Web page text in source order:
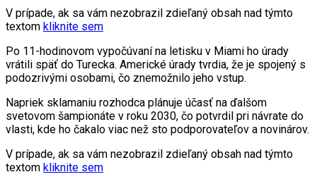
V prípade, ak sa vám nezobrazil zdieľaný obsah nad týmto
textom kliknite sem
Po 11-hodinovom vypočúvaní na letisku v Miami ho úrady
vrátili späť do Turecka. Americké úrady tvrdia, že je spojený s
podozrivými osobami, čo znemožnilo jeho vstup.
Napriek sklamaniu rozhodca plánuje účasť na ďalšom
svetovom šampionáte v roku 2030, čo potvrdil pri návrate do
vlasti, kde ho čakalo viac než sto podporovateľov a novinárov.
V prípade, ak sa vám nezobrazil zdieľaný obsah nad týmto
textom kliknite sem